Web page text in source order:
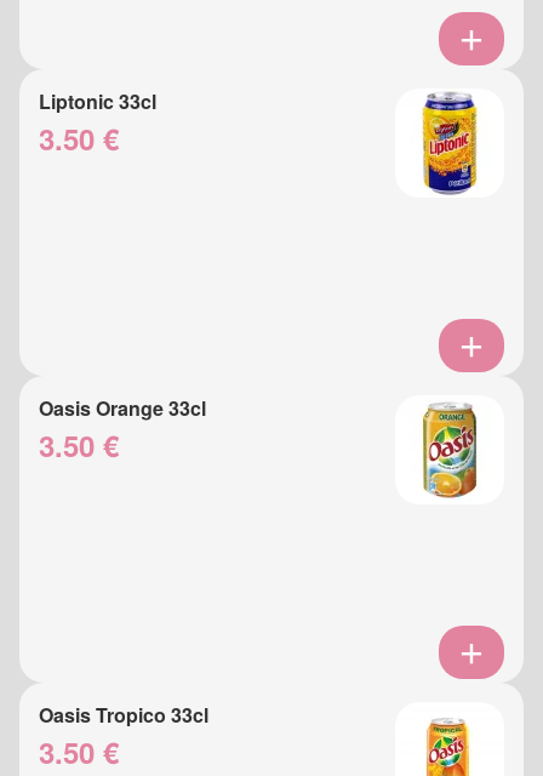
Liptonic 33cl
3.50 €
Oasis Orange 33cl
3.50 €
Oasis Tropico 33cl
3.50 €